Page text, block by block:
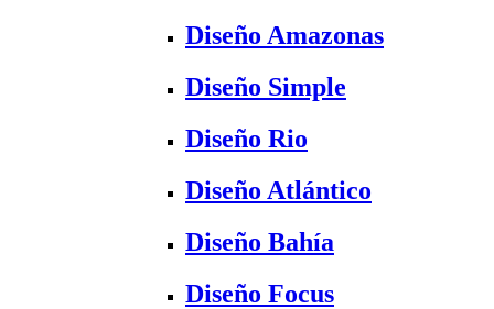
Diseño Amazonas
Diseño Simple
Diseño Rio
Diseño Atlántico
Diseño Bahía
Diseño Focus